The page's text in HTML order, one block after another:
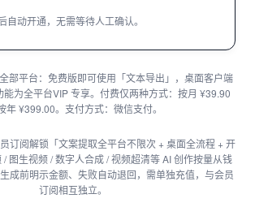
自动开通，无需等待人工确认。
部平台：免费版即可使用「文本导出」，桌面客户端
为全平台VIP 专享。付费仅两种方式：按月 ¥39.90
年 ¥399.00。支付方式：微信支付。
订阅解锁「文案提取全平台不限次 + 桌面全流程 + 开
图生视频 / 数字人合成 / 视频超清等 AI 创作按量从钱
成前明示金额、失败自动退回，需单独充值，与会员
订阅相互独立。